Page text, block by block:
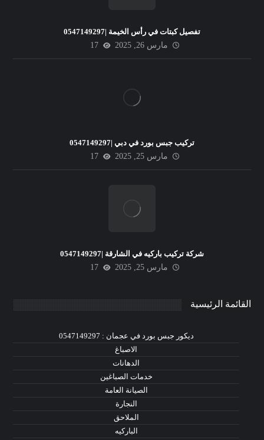
تفصيل كبتات في رأس الخيمة |0547149297
مارس 26, 2025
17
تركيب جبس بورد في دبي |0547149297
مارس 25, 2025
17
شركة تركيب باركيه في الشارقة |0547149297
مارس 25, 2025
17
القائمة الرئيسية
ديكور جبس بورد في عجمان : 0547149297
الاصباغ
الدهانات
خدمات الصباغين
الصيانة العامة
النجارة
الملاحق
الباركيه